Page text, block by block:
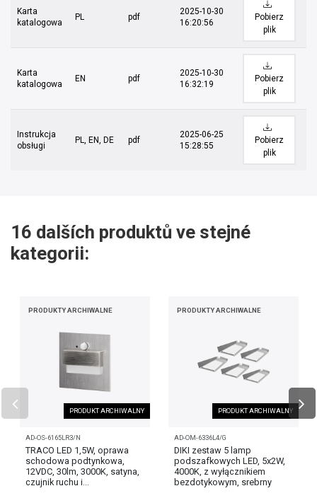
Karta
katalogowa
PL pdf
2025-10-30
16:20:56
Pobierz
plik
Karta
katalogowa
EN pdf
2025-10-30
16:32:19
Pobierz
plik
Instrukcja
obsługi
PL, EN, DE pdf
2025-06-25
15:28:55
Pobierz
plik
16 dalších produktů ve stejné
kategorii:
PRODUKTY ARCHIWALNE
PRODUKT ARCHIWALNY
AD-OS-6165LR3/N
TRACO LED 1,5W, oprawa
schodowa podtynkowa,
12VDC, 30lm, 3000K, satyna,
czujnik ruchu i...
PRODUKTY ARCHIWALNE
PRODUKT ARCHIWALNY
AD-OM-6336L4/G
DIKI zestaw 5 lamp
podszafkowych LED, 5x2W,
4000K, z wyłącznikiem
bezdotykowym, srebrny